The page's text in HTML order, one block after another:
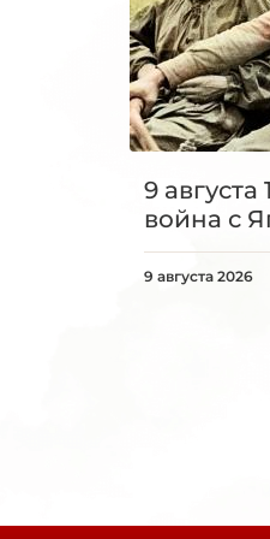
9 августа
война с
9 августа 2026